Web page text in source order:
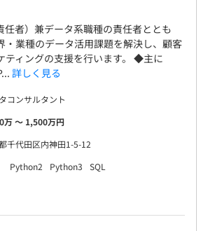
すが、数カ月のプロジェクトでも支
多数です。
者）兼データ系職種の責任者ととも
・業種のデータ活用課題を解決し、顧客
ティングの支援を行います。 ◆主に
詳しく見る
コンサルタント
万 〜 1,500万円
千代田区内神田1-5-12
Python2 Python3
SQL